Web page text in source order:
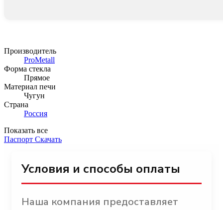
Производитель
ProMetall
Форма стекла
Прямое
Материал печи
Чугун
Страна
Россия
Показать все
Паспорт Скачать
Условия и способы оплаты
Наша компания предоставляет